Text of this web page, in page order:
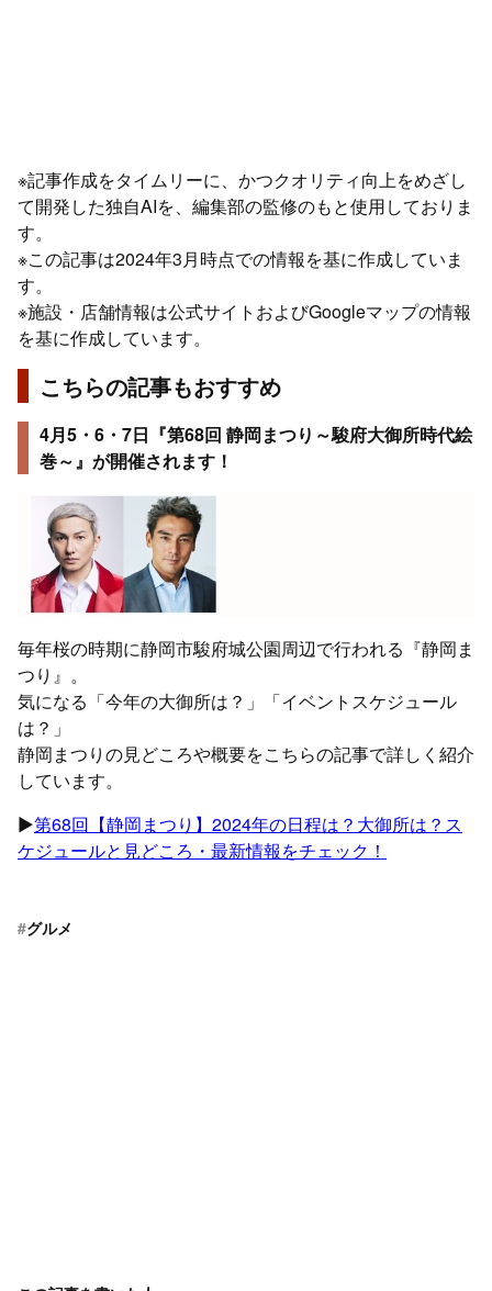
※記事作成をタイムリーに、かつクオリティ向上をめざし
て開発した独自AIを、編集部の監修のもと使用しておりま
す。
※この記事は2024年3月時点での情報を基に作成していま
す。
※施設・店舗情報は公式サイトおよびGoogleマップの情報
を基に作成しています。
こちらの記事もおすすめ
4月5・6・7日『第68回 静岡まつり～駿府大御所時代絵
巻～』が開催されます！
毎年桜の時期に静岡市駿府城公園周辺で行われる『静岡ま
つり』。
気になる「今年の大御所は？」「イベントスケジュール
は？」
静岡まつりの見どころや概要をこちらの記事で詳しく紹介
しています。
▶︎第68回【静岡まつり】2024年の日程は？大御所は？ス
ケジュールと見どころ・最新情報をチェック！
#グルメ